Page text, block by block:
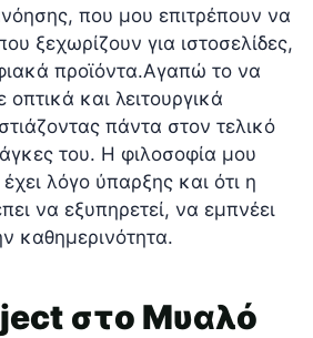
που μου επιτρέπουν να
ξεχωρίζουν για ιστοσελίδες,
προϊόντα.Αγαπώ το να
και λειτουργικά
πάντα στον τελικό
του. Η φιλοσοφία μου
λόγο ύπαρξης και ότι η
να εξυπηρετεί, να εμπνέει
καθημερινότητα.
στο Μυαλό